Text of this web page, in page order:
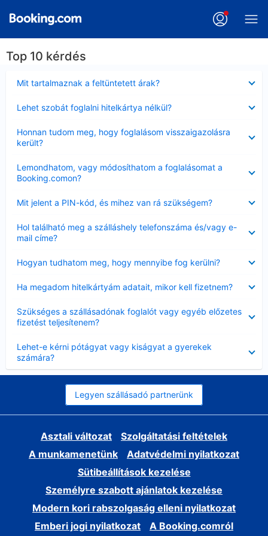
Top 10 kérdés
Mit tartalmaznak a feltüntetett árak?
Lehet szobát foglalni hitelkártya nélkül?
Honnan tudom meg, hogy foglalásom visszaigazolásra
került?
Lemondhatom, vagy módosíthatom a foglalásomat a
Booking.comon?
Mit jelent a PIN-kód, és mihez van rá szükségem?
Hol található meg a szálláshely telefonszáma és/vagy e-
mail címe?
Hogyan tudhatom meg, hogy mennyibe fog kerülni?
Ha megadom hitelkártyám adatait, mikor kell fizetnem?
Szükséges a szállásadónak foglalót vagy egyéb előzetes
fizetést teljesítenem?
Lehet-e kérni pótágyat vagy kiságyat a gyerekek
számára?
Legyen szállásadó partnerünk
Asztali változat
Szolgáltatási feltételek
A munkamenetünk
Adatvédelmi nyilatkozat
Sütibeállítások kezelése
Személyre szabott ajánlatok kezelése
Modern kori rabszolgaság elleni nyilatkozat
Emberi jogi nyilatkozat
A Booking.comról